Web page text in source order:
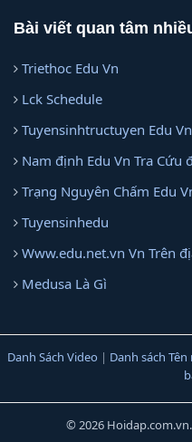
Bài viết quan tâm
Triethoc Edu Vn
Lck Schedule
Tuyensinhtructuyen Edu Vn
Nam định Edu Vn Tra Cứu
Trạng Nguyên Chấm Edu
Tuyensinhedu
Www.edu.net.vn Vn Trên
Medusa Là Gì
Danh Sách Video | Danh sách Tên
© 2026